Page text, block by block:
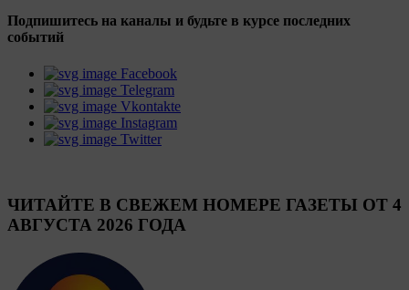
Подпишитесь на каналы и будьте в курсе последних
событий
Facebook
Telegram
Vkontakte
Instagram
Twitter
ЧИТАЙТЕ В СВЕЖЕМ НОМЕРЕ ГАЗЕТЫ ОТ 4
АВГУСТА 2026 ГОДА